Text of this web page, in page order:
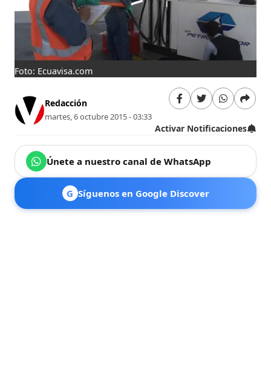
Foto: Ecuavisa.com
Redacción
martes, 6 octubre 2015 - 03:33
Activar Notificaciones
Únete a nuestro canal de WhatsApp
G Síguenos en Google Discover